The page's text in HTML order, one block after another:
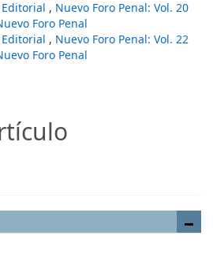
Editorial , Nuevo Foro Penal: Vol. 20
Foro Penal
Editorial , Nuevo Foro Penal: Vol. 22
Foro Penal